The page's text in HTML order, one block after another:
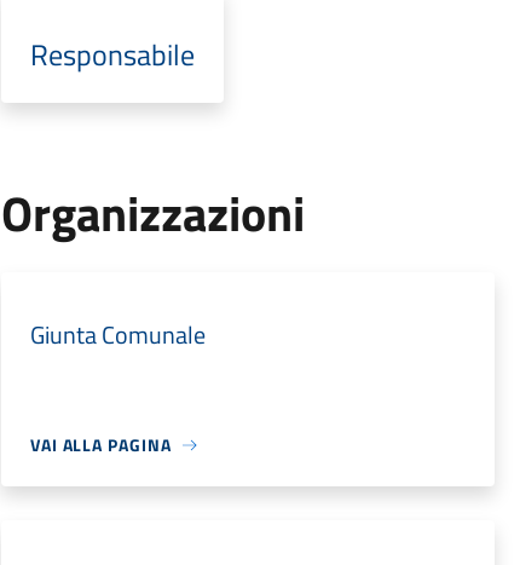
Responsabile
Organizzazioni
Giunta Comunale
VAI ALLA PAGINA